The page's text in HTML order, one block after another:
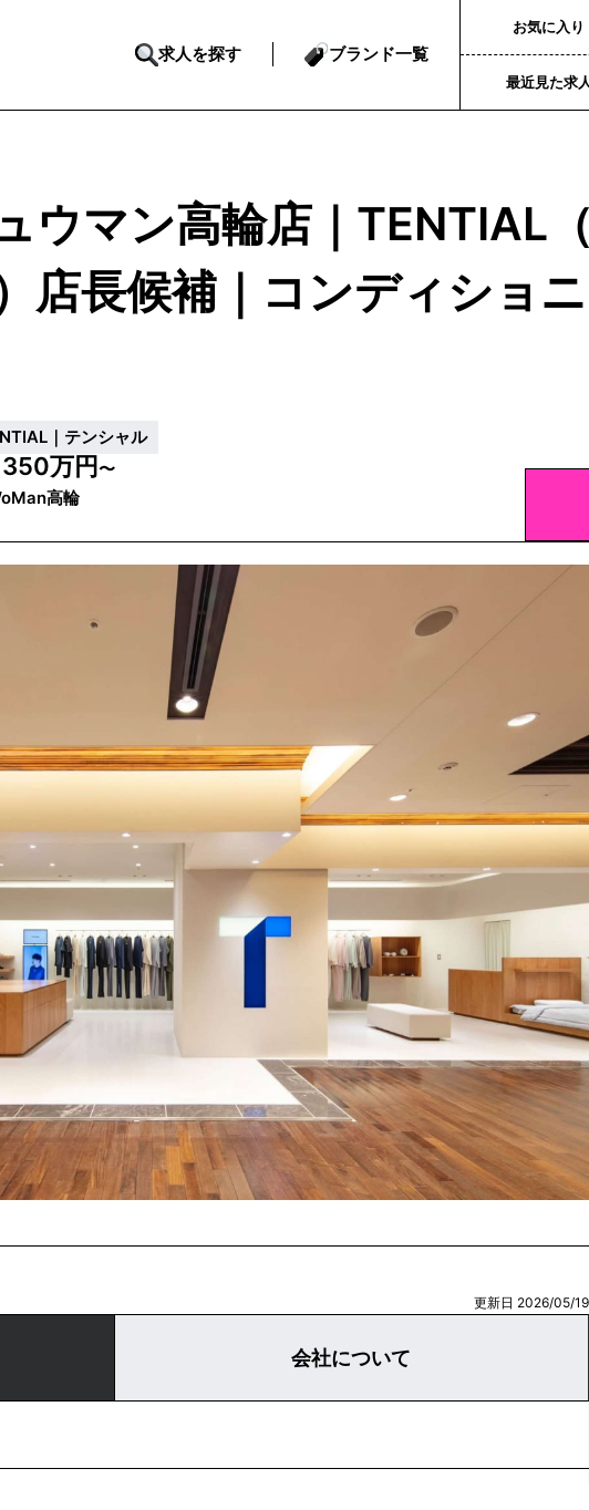
求人を探す ブランド一覧
お気に入り
最近見た求人
ウマン高輪店｜TENTIAL
店長候補｜コンディショ
｜テンシャル
350万円〜
高輪
更新日 2026/05/19
会社について